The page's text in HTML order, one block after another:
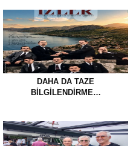
DAHA DA TAZE
BİLGİLENDİRME…